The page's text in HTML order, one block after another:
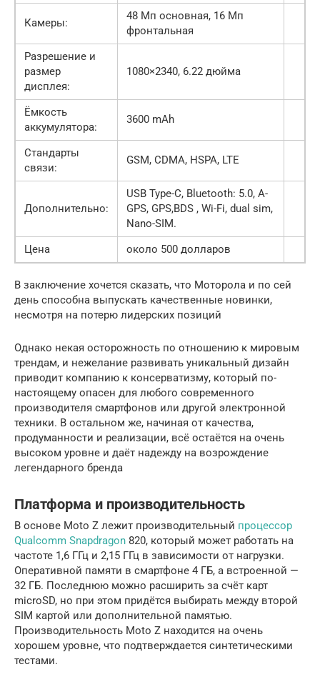
Камеры:
48 Мп основная, 16 Мп
фронтальная
Разрешение и
размер
дисплея:
1080×2340, 6.22 дюйма
Ёмкость
аккумулятора:
3600 mAh
Стандарты
связи:
GSM, CDMA, HSPA, LTE
Дополнительно:
USB Type-C, Bluetooth: 5.0, A-
GPS, GPS,BDS , Wi-Fi, dual sim,
Nano-SIM.
Цена
около 500 долларов
В заключение хочется сказать, что Моторола и по сей
день способна выпускать качественные новинки,
несмотря на потерю лидерских позиций
Однако некая осторожность по отношению к мировым
трендам, и нежелание развивать уникальный дизайн
приводит компанию к консерватизму, который по-
настоящему опасен для любого современного
производителя смартфонов или другой электронной
техники. В остальном же, начиная от качества,
продуманности и реализации, всё остаётся на очень
высоком уровне и даёт надежду на возрождение
легендарного бренда
Платформа и производительность
В основе Moto Z лежит производительный процессор
Qualcomm Snapdragon 820, который может работать на
частоте 1,6 ГГц и 2,15 ГГц в зависимости от нагрузки.
Оперативной памяти в смартфоне 4 ГБ, а встроенной —
32 ГБ. Последнюю можно расширить за счёт карт
microSD, но при этом придётся выбирать между второй
SIM картой или дополнительной памятью.
Производительность Moto Z находится на очень
хорошем уровне, что подтверждается синтетическими
тестами.